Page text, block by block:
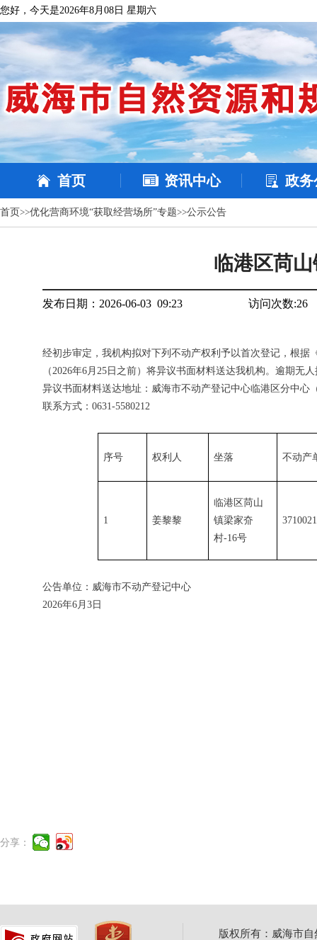
您好，今天是2026年8月08日 星期六
首页 资讯中心 政务
首页>>优化营商环境“获取经营场所”专题>>公示公告
临港区苘
发布日期：2026-06-03 09:23 访问次数:26
经初步审定，我机构拟对下列不动产权利予以首次登记，根
（2026年6月25日之前）将异议书面材料送达我机构。逾期无
异议书面材料送达地址：威海市不动产登记中心临港区分中心
联系方式：0631-5580212
序号 权利人 坐落 不动产
1 姜黎黎
临港区苘山
镇梁家夼
村-16号
公告单位：威海市不动产登记中心
2026年6月3日
分享：
版权所有：威海市